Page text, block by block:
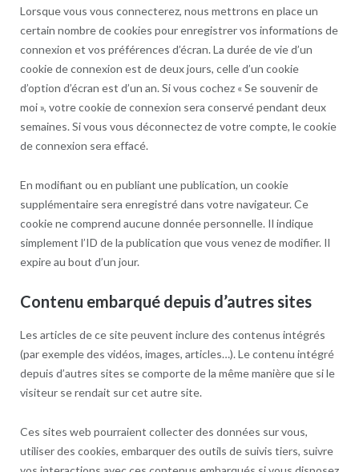
Lorsque vous vous connecterez, nous mettrons en place un
certain nombre de cookies pour enregistrer vos informations de
connexion et vos préférences d’écran. La durée de vie d’un
cookie de connexion est de deux jours, celle d’un cookie
d’option d’écran est d’un an. Si vous cochez « Se souvenir de
moi », votre cookie de connexion sera conservé pendant deux
semaines. Si vous vous déconnectez de votre compte, le cookie
de connexion sera effacé.
En modifiant ou en publiant une publication, un cookie
supplémentaire sera enregistré dans votre navigateur. Ce
cookie ne comprend aucune donnée personnelle. Il indique
simplement l’ID de la publication que vous venez de modifier. Il
expire au bout d’un jour.
Contenu embarqué depuis d’autres sites
Les articles de ce site peuvent inclure des contenus intégrés
(par exemple des vidéos, images, articles…). Le contenu intégré
depuis d’autres sites se comporte de la même manière que si le
visiteur se rendait sur cet autre site.
Ces sites web pourraient collecter des données sur vous,
utiliser des cookies, embarquer des outils de suivis tiers, suivre